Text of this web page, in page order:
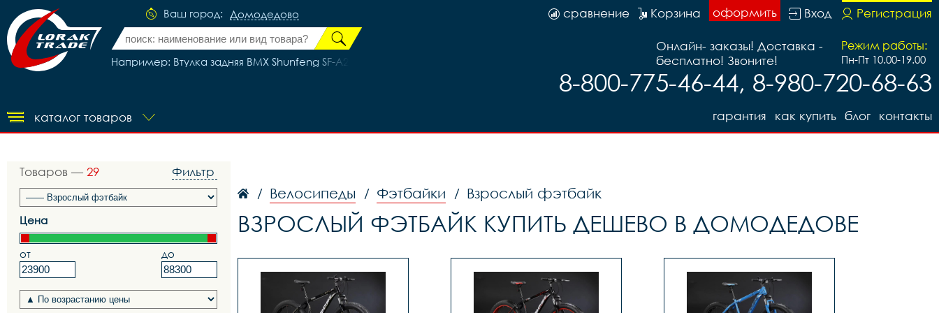
Ваш город: Домодедово
Например: Втулка задняя BMX Shunfeng SF-A241R 36H драйвер на промах, код 41547
Регистрация
Вход
оформить
Корзина
сравнение
Режим работы:
Пн-Пт 10.00-19.00
Онлайн- заказы! Доставка -
бесплатно! Звоните!
8-800-775-46-44, 8-980-720-68-63
каталог товаров контакты
блог
как купить
гарантия
Товаров — 29 Фильтр
Цена
от до
/ Велосипеды / Фэтбайки / Взрослый фэтбайк
ВЗРОСЛЫЙ ФЭТБАЙК КУПИТЬ ДЕШЕВО В ДОМОДЕДОВЕ